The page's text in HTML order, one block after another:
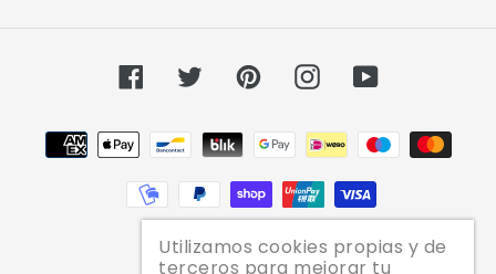
FacebookTwitterPinterestInstagramYouTube
Métodos
de
pago
© 2026, JAZZ PELU
Utilizamos cookies propias y de
terceros para mejorar tu